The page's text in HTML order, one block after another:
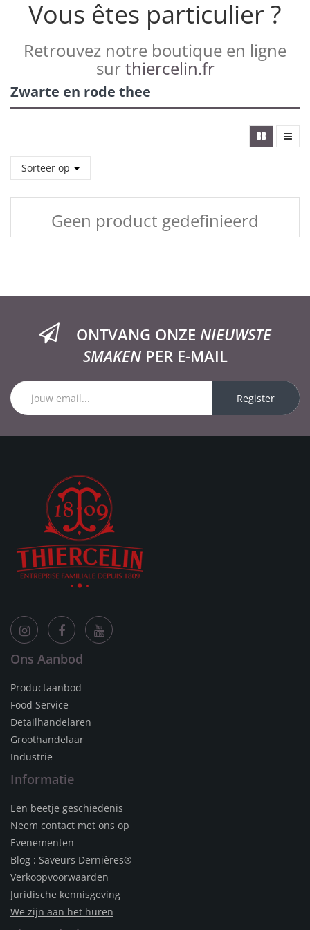
Vous êtes particulier ?
Retrouvez notre boutique en ligne
surthiercelin.fr
Zwarte en rode thee
Sorteer op
Geen product gedefinieerd
ONTVANG ONZE NIEUWSTE
SMAKENPER E-MAIL
Register
Ons Aanbod
Productaanbod
Food Service
Detailhandelaren
Groothandelaar
Industrie
Informatie
Een beetje geschiedenis
Neem contact met ons op
Evenementen
Blog : Saveurs Dernières®
Verkoopvoorwaarden
Juridische kennisgeving
We zijn aan het huren